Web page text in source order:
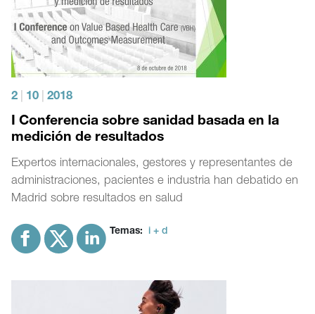
2 10 2018
I Conferencia sobre sanidad basada en la
medición de resultados
Expertos internacionales, gestores y representantes de
administraciones, pacientes e industria han debatido en
Madrid sobre resultados en salud
Temas: i + d